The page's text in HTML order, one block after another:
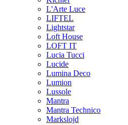
L'Arte Luce
LIFTEL
Lightstar
Loft House
LOFT IT
Lucia Tucci
Lucide
Lumina Deco
Lumion
Lussole
Mantra
Mantra Technico
Markslojd